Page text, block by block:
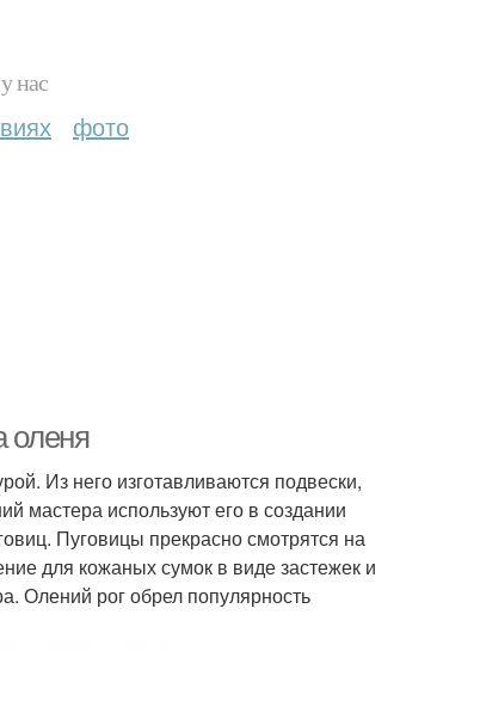
нас
фото
оленя
Из него изготавливаются подвески,
мастера используют его в создании
Пуговицы прекрасно смотрятся на
для кожаных сумок в виде застежек и
Олений рог обрел популярность